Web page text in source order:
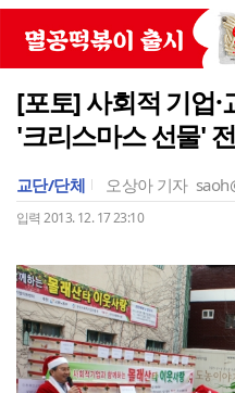
[포토] 사회적 기업·
'크리스마스 선물'
교단/단체 오상아 기자
입력 2013. 12. 17 23:10